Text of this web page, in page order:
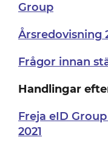
Group
Årsredovisning
Frågor innan
Handlingar
Freja eID
2021